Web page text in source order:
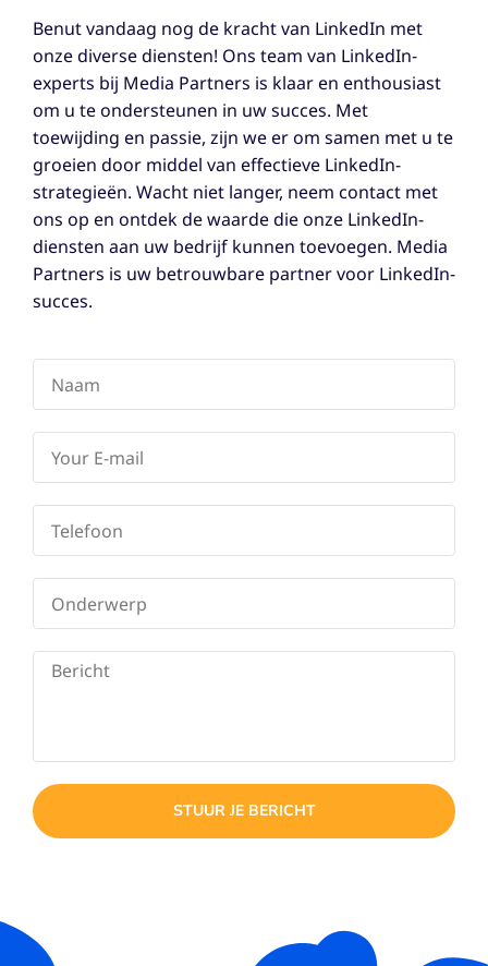
Benut vandaag nog de kracht van LinkedIn met
onze diverse diensten! Ons team van LinkedIn-
experts bij Media Partners is klaar en enthousiast
om u te ondersteunen in uw succes. Met
toewijding en passie, zijn we er om samen met u te
groeien door middel van effectieve LinkedIn-
strategieën. Wacht niet langer, neem contact met
ons op en ontdek de waarde die onze LinkedIn-
diensten aan uw bedrijf kunnen toevoegen. Media
Partners is uw betrouwbare partner voor LinkedIn-
succes.
STUUR JE BERICHT